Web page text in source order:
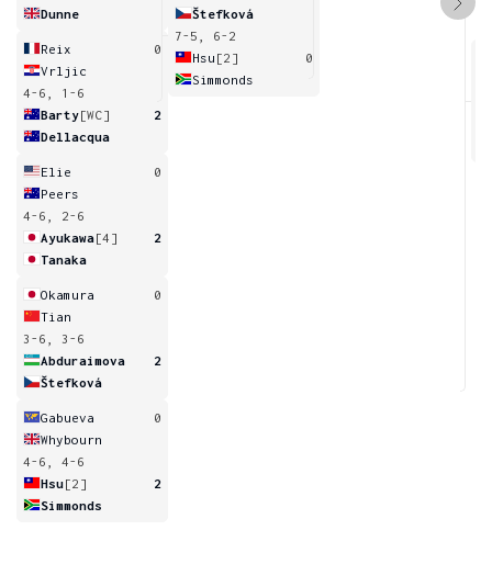
Dunne
Reix
0
Vrljic
4-6, 1-6
Barty[WC]
2
Dellacqua
Elie
0
Peers
4-6, 2-6
Ayukawa[4]
2
Tanaka
Okamura
0
Tian
3-6, 3-6
Abduraimova
2
Štefková
Gabueva
0
Whybourn
4-6, 4-6
Hsu[2]
2
Simmonds
Štefková
7-5, 6-2
Hsu [2]
0
Simmonds